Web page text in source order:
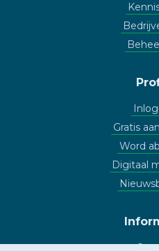
Gratis
Word
Digitaal